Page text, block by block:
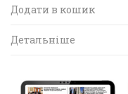
Додати в кошик
Детальніше